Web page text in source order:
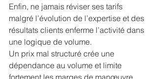
Enfin, ne jamais réviser ses tarifs
malgré l’évolution de l’expertise et des
résultats clients enferme l’activité dans
une logique de volume.
Un prix mal structuré crée une
dépendance au volume et limite
fortement les marges de manœuvre.